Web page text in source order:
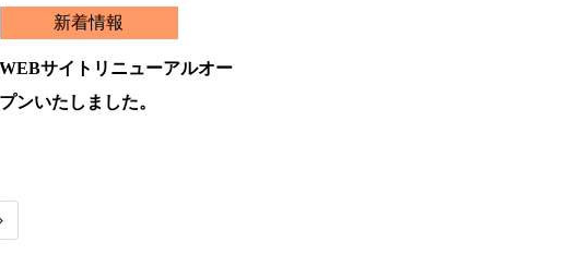
新着情報
WEBサイトリニューアルオー
プンいたしました。